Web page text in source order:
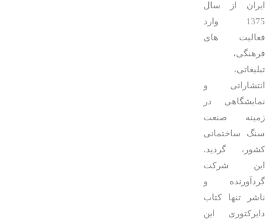
ایران از سال
1375 وارد
فعالیت های
فرهنگی،
تبلیغاتی،
انتشاراتی و
نمایشگاهی در
زمینه صنعت
سنگ ساختمانی
کشور، گردید.
این شرکت
گردآورنده و
ناشر تنها کتاب
دایرکتوری این